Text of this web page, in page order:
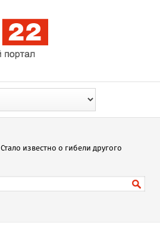
Стало известно о гибели другого